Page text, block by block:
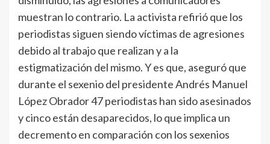
muestran lo contrario. La activista refirió que los
periodistas siguen siendo víctimas de agresiones
debido al trabajo que realizan y a la
estigmatización del mismo. Y es que, aseguró que
durante el sexenio del presidente Andrés Manuel
López Obrador 47 periodistas han sido asesinados
y cinco están desaparecidos, lo que implica un
decremento en comparación con los sexenios